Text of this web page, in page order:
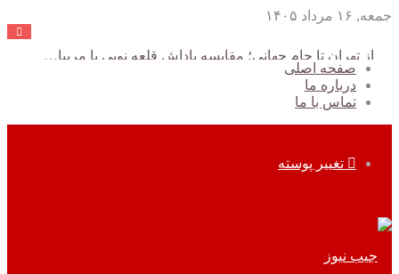
جمعه, ۱۶ مرداد ۱۴۰۵
از تهران تا جام جهانی؛ مقایسه پاداش قلعه نویی با مربیان برتر جهان
صفحه اصلی
درباره ما
تماس با ما
تغییر پوسته